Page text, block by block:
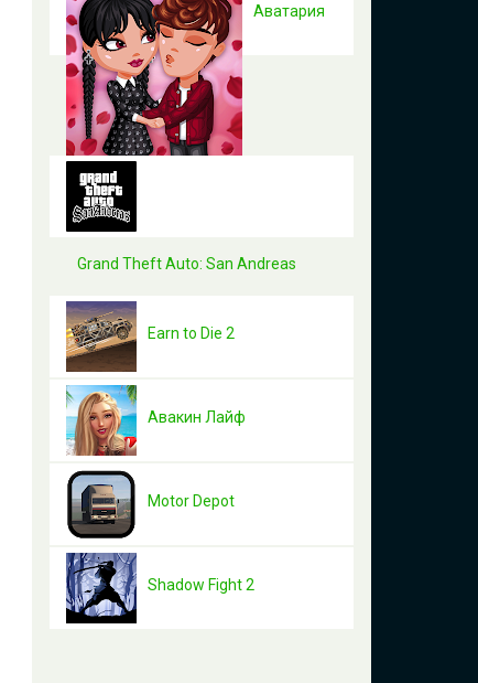
Аватария
Grand Theft Auto: San Andreas
Earn to Die 2
Авакин Лайф
Motor Depot
Shadow Fight 2